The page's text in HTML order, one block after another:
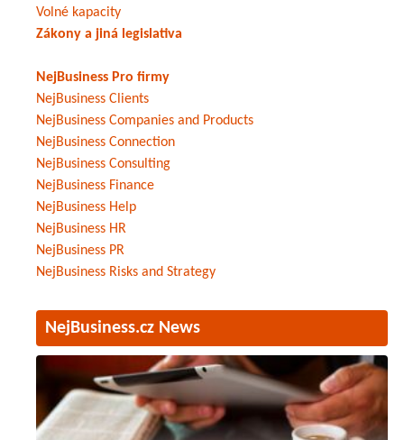
Volné kapacity
Zákony a jiná legislativa
NejBusiness Pro firmy
NejBusiness Clients
NejBusiness Companies and Products
NejBusiness Connection
NejBusiness Consulting
NejBusiness Finance
NejBusiness Help
NejBusiness HR
NejBusiness PR
NejBusiness Risks and Strategy
NejBusiness.cz News